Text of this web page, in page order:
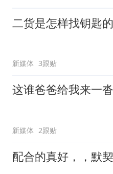
二货是怎样找钥匙的
新媒体 3跟贴
这谁爸爸给我来一沓
新媒体 2跟贴
配合的真好，，默契